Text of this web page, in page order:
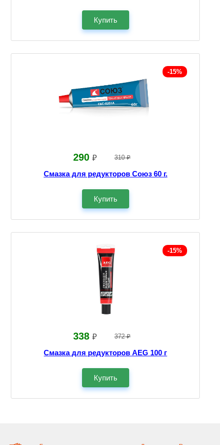
Купить
-15%
290 ₽ 310 ₽
Смазка для редукторов Союз 60 г.
Купить
-15%
338 ₽ 372 ₽
Смазка для редукторов AEG 100 г
Купить